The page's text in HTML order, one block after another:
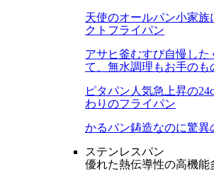
天使のオールパン小家族
クトフライパン
アサヒ釜むすび自慢した
て、無水調理もお手のも
ピタパン 人気急上昇の
わりのフライパン
かるパン鋳造なのに驚異
ステンレスパン
優れた熱伝導性の高機能